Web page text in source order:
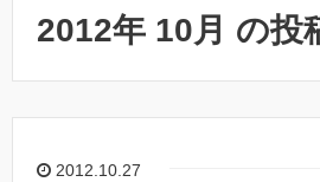
2012年 10月 の投
2012.10.27